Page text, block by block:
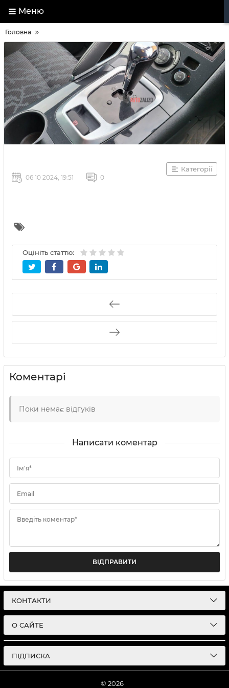
Меню
Головна
Категорії
06 10 2024, 19:51 0
Оцініть статтю:
Коментарі
Поки немає відгуків
Написати коментар
Ім'я*
Email
Введіть коментар*
ВІДПРАВИТИ
КОНТАКТИ
О САЙТЕ
ПІДПИСКА
© 2026